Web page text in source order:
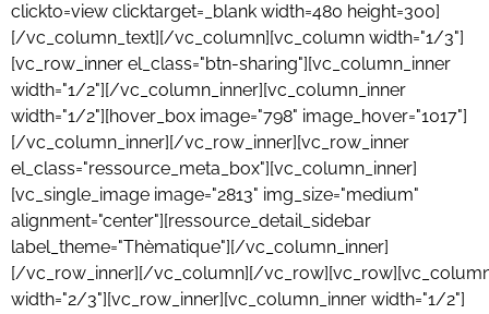
clickto=view clicktarget=_blank width=480 height=300]
[/vc_column_text][/vc_column][vc_column width="1/3"]
[vc_row_inner el_class="btn-sharing"][vc_column_inner
width="1/2"][/vc_column_inner][vc_column_inner
width="1/2"][hover_box image="798" image_hover="1017"]
[/vc_column_inner][/vc_row_inner][vc_row_inner
el_class="ressource_meta_box"][vc_column_inner]
[vc_single_image image="2813" img_size="medium"
alignment="center"][ressource_detail_sidebar
label_theme="Thèmatique"][/vc_column_inner]
[/vc_row_inner][/vc_column][/
width="2/3"][vc_row_inner][vc_column_inner width="1/2"]